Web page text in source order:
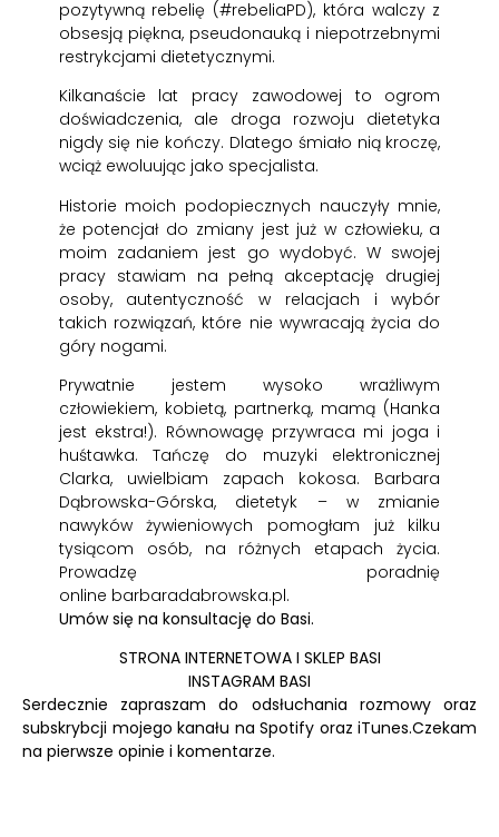
pozytywną rebelię (#rebeliaPD), która walczy z
obsesją piękna, pseudonauką i niepotrzebnymi
restrykcjami dietetycznymi.
Kilkanaście lat pracy zawodowej to ogrom
doświadczenia, ale droga rozwoju dietetyka
nigdy się nie kończy. Dlatego śmiało nią kroczę,
wciąż ewoluując jako specjalista.
Historie moich podopiecznych nauczyły mnie,
że potencjał do zmiany jest już w człowieku, a
moim zadaniem jest go wydobyć. W swojej
pracy stawiam na pełną akceptację drugiej
osoby, autentyczność w relacjach i wybór
takich rozwiązań, które nie wywracają życia do
góry nogami.
Prywatnie jestem wysoko wrażliwym
człowiekiem, kobietą, partnerką, mamą (Hanka
jest ekstra!). Równowagę przywraca mi joga i
huśtawka. Tańczę do muzyki elektronicznej
Clarka, uwielbiam zapach kokosa. Barbara
Dąbrowska-Górska, dietetyk – w zmianie
nawyków żywieniowych pomogłam już kilku
tysiącom osób, na różnych etapach życia.
Prowadzę poradnię
online barbaradabrowska.pl.
Umów się na konsultację do Basi.
STRONA INTERNETOWA I SKLEP BASI
INSTAGRAM BASI
Serdecznie zapraszam do odsłuchania rozmowy oraz
subskrybcji mojego kanału na Spotify oraz iTunes.Czekam
na pierwsze opinie i komentarze.